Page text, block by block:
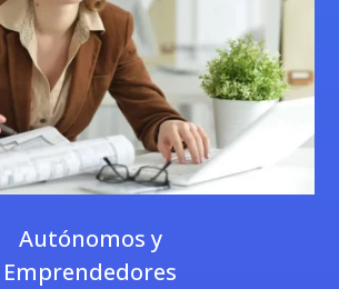
Autónomos y
Emprendedores